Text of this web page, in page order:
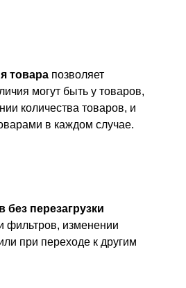
товарапозволяет
могут быть у товаров,
количества товаров, и
в каждом случае.
перезагрузки
фильтров, изменении
при переходе к другим